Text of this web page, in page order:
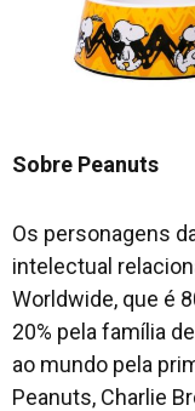
Sobre Peanuts
Os personagens
intelectual
Worldwide, que é
20% pela família
ao mundo pela
Peanuts, Charlie